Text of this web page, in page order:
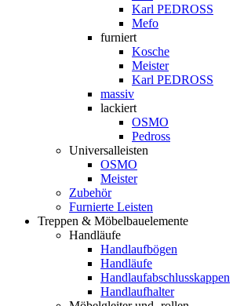
Karl PEDROSS
Mefo
furniert
Kosche
Meister
Karl PEDROSS
massiv
lackiert
OSMO
Pedross
Universalleisten
OSMO
Meister
Zubehör
Furnierte Leisten
Treppen & Möbelbauelemente
Handläufe
Handlaufbögen
Handläufe
Handlaufabschlusskappen
Handlaufhalter